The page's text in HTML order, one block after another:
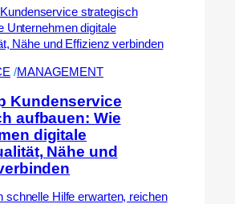
/MANAGEMENT
Kundenservice
aufbauen: Wie
digitale
Nähe und
schnelle Hilfe erwarten, reichen